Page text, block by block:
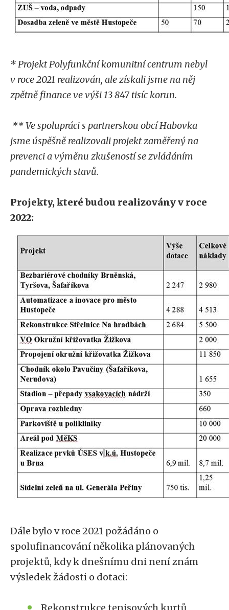
* Projekt Polyfunkční komunitní centrum nebyl
v roce 2021 realizován, ale získali jsme na něj
zpětně finance ve výši 13 847 tisíc korun.
** Ve spolupráci s partnerskou obcí Habovka
jsme úspěšně realizovali projekt zaměřený na
prevenci a výměnu zkušeností se zvládáním
pandemických stavů.
Projekty, které budou realizovány v roce
2022:
Dále bylo v roce 2021 požádáno o
spolufinancování několika plánovaných
projektů, kdy k dnešnímu dni není znám
výsledek žádosti o dotaci: